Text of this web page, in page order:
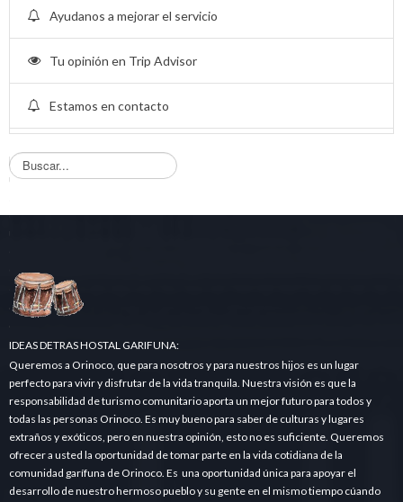
Ayudanos a mejorar el servicio
Tu opinión en Trip Advisor
Estamos en contacto
B
u
q
a
.IDEAS DETRAS HOSTAL GARIFUNA:
Queremos a Orinoco, que para nosotros y para nuestros hijos es un lugar
perfecto para vivir y disfrutar de la vida tranquila. Nuestra visión es que la
responsabilidad de turismo comunitario aporta un mejor futuro para todos y
todas las personas Orinoco. Es muy bueno para saber de culturas y lugares
extraños y exóticos, pero en nuestra opinión, esto no es suficiente. Queremos
ofrecer a usted la oportunidad de tomar parte en la vida cotidiana de la
comunidad garífuna de Orinoco. Es una oportunidad única para apoyar el
desarrollo de nuestro hermoso pueblo y su gente en el mismo tiempo cúando